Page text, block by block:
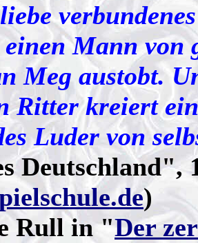
einen Mann von
Meg austobt.
Ritter kreiert
Luder von
Deutschland",
)
Rull in "Der